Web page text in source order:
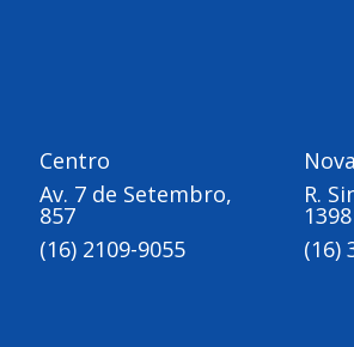
Centro
Av. 7 de Setembro,
857
(16) 2109-9055
R.
1398
(16)